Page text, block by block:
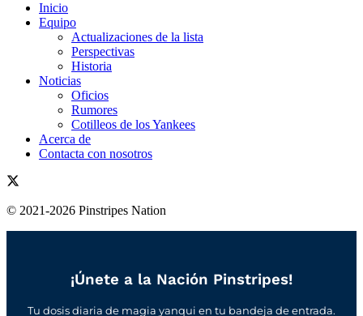
Inicio
Equipo
Actualizaciones de la lista
Perspectivas
Historia
Noticias
Oficios
Rumores
Cotilleos de los Yankees
Acerca de
Contacta con nosotros
© 2021-2026 Pinstripes Nation
¡Únete a la Nación Pinstripes!
Tu dosis diaria de magia yanqui en tu bandeja de entrada.